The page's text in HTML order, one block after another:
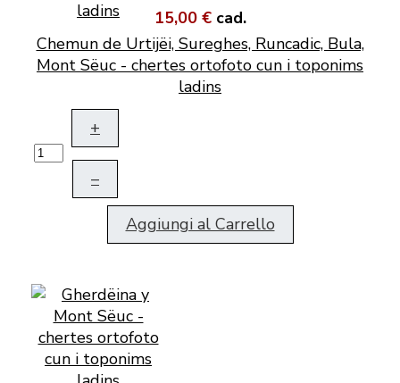
15,00 € cad.
Chemun de Urtijëi, Sureghes, Runcadic, Bula,
Mont Sëuc - chertes ortofoto cun i toponims
ladins
+
–
Aggiungi al Carrello